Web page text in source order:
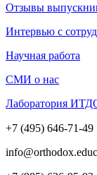
Отзывы
Интервью с
Научная работа
СМИ о нас
Лаборатория
+7 (495) 646-71-49